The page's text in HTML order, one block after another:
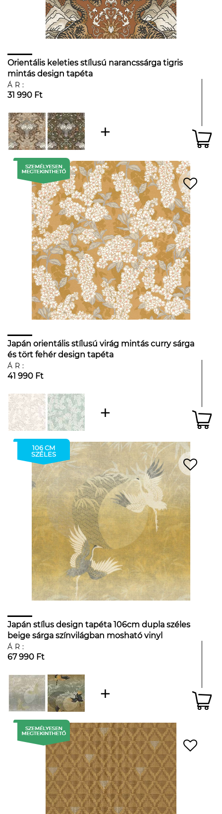
Orientális keleties stílusú narancssárga tigris
mintás design tapéta
ÁR:
31 990 Ft
Japán orientális stílusú virág mintás curry sárga
és tört fehér design tapéta
ÁR:
41 990 Ft
106 CM
SZÉLES
Japán stílus design tapéta 106cm dupla széles
beige sárga színvilágban mosható vinyl
ÁR:
67 990 Ft